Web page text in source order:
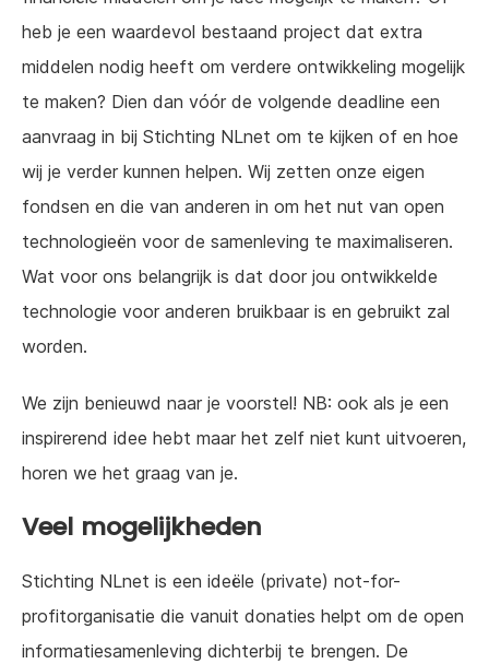
heb je een waardevol bestaand project dat extra
middelen nodig heeft om verdere ontwikkeling mogelijk
te maken? Dien dan vóór de volgende deadline een
aanvraag in bij Stichting NLnet om te kijken of en hoe
wij je verder kunnen helpen. Wij zetten onze eigen
fondsen en die van anderen in om het nut van open
technologieën voor de samenleving te maximaliseren.
Wat voor ons belangrijk is dat door jou ontwikkelde
technologie voor anderen bruikbaar is en gebruikt zal
worden.
We zijn benieuwd naar je voorstel! NB: ook als je een
inspirerend idee hebt maar het zelf niet kunt uitvoeren,
horen we het graag van je.
Veel mogelijkheden
Stichting NLnet is een ideële (private) not-for-
profitorganisatie die vanuit donaties helpt om de open
informatiesamenleving dichterbij te brengen. De